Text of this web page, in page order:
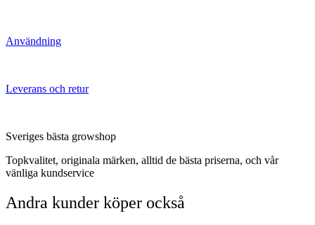
Användning
Leverans och retur
Sveriges bästa growshop
Topkvalitet, originala märken, alltid de bästa priserna, och vår
vänliga kundservice
Andra kunder köper också